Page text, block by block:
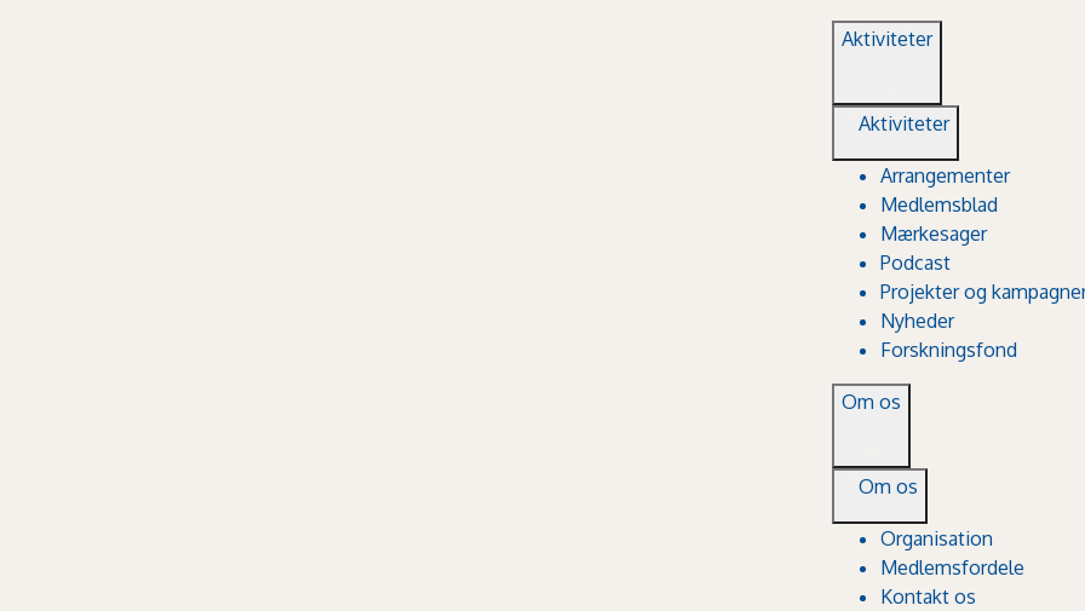
Aktiviteter
Aktiviteter
Arrangementer
Medlemsblad
Mærkesager
Podcast
Projekter og
Nyheder
Forskningsfond
Om os
Om os
Organisation
Medlemsfordele
Kontakt os